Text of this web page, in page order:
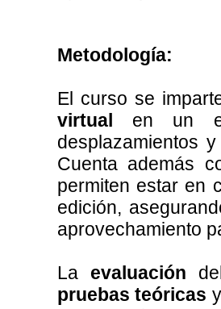
Metodología:
El curso se
virtual en un
desplazamientos
Cuenta además
permiten estar en
edición,
aprovechamiento
La evaluación
pruebas teóricas